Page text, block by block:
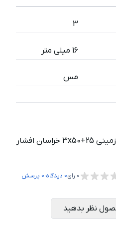
3
16 میلی متر
مس
کابل زمینی 3x50+25 خراسان افشار
0 رای0 دیدگاه،0 پرسش
نظر بدهید